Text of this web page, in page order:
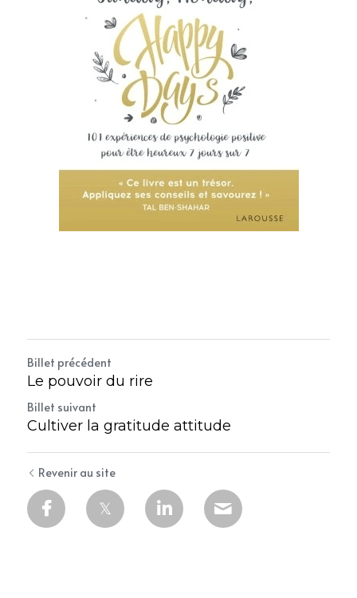
Billet précédent
Le pouvoir du rire
Billet suivant
Cultiver la gratitude attitude
Revenir au site